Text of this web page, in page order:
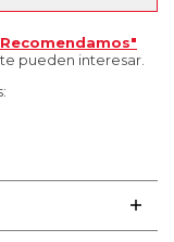
pueden interesar.